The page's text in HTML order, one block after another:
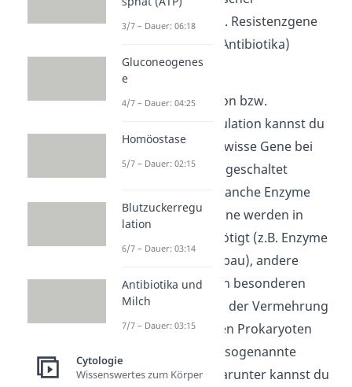
Informationen (z.B. Resistenzgene
gegen bestimmte Antibiotika)
veranlassen.
Unter Genregulation bzw.
Transkriptionsregulation kannst du
verstehen, dass gewisse Gene bei
Bedarf an- und ausgeschaltet
werden können. Manche Enzyme
und Strukturproteine werden in
Zellen ständig benötigt (z.B. Enzyme
für den Glucoseabbau), andere
Proteine sind nur in besonderen
Situationen wie bei der Vermehrung
erforderlich. Bei den Prokaryoten
gibt es hierfür das sogenannte
Operon-Modell
Darunter kannst du
3/7 – Dauer: 06:18
Gluconeogenes
e
4/7 – Dauer: 04:25
Homöostase
5/7 – Dauer: 02:15
Blutzuckerregu
lation
6/7 – Dauer: 03:14
Antibiotika und
Milch
7/7 – Dauer: 03:15
Cytologie
Wissenswertes zum Körper